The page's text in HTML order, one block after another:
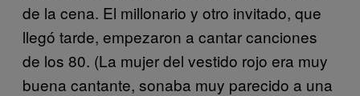
de la cena. El millonario y otro invitado, que
llegó tarde, empezaron a cantar canciones
de los 80. (La mujer del vestido rojo era muy
buena cantante, sonaba muy parecido a una